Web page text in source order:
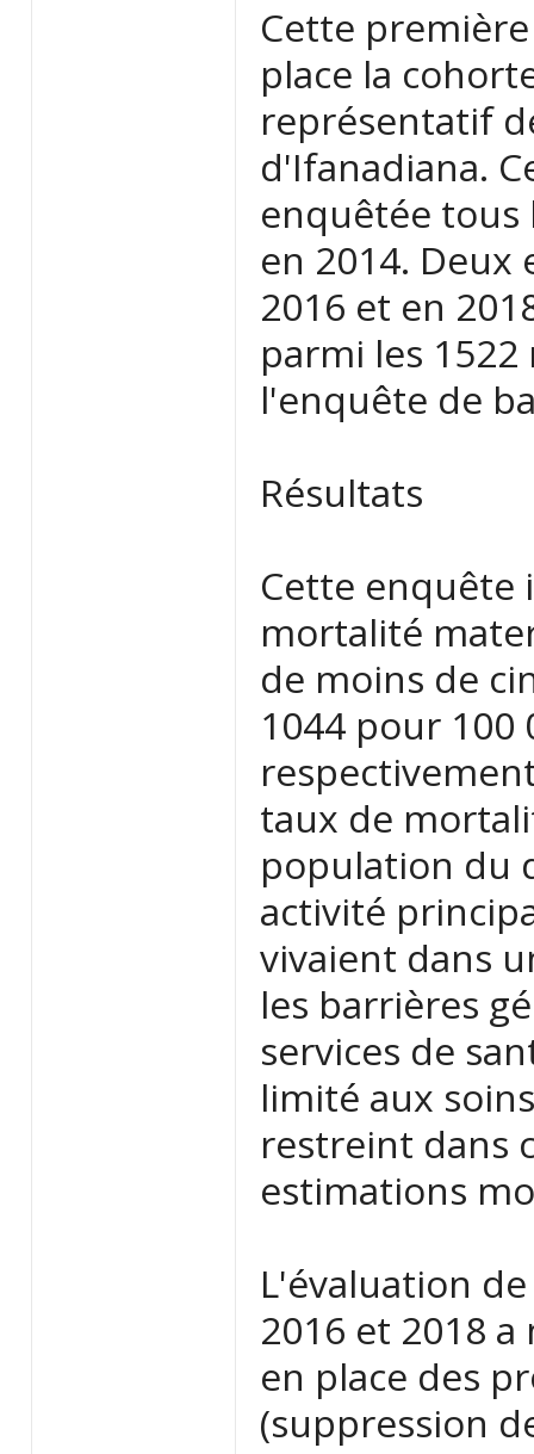
Cette
place la
représentatif
d'Ifanadiana.
enquêtée tous
en 2014.
2016 et en
parmi les
l'enquête de
Résultats
Cette enquête
mortalité
de moins de
1044 pour 100
taux de
population du
activité
vivaient dans
les barrières
services de
limité aux
restreint dans
estimations
L'évaluation
2016 et 2018
en place des
(suppression